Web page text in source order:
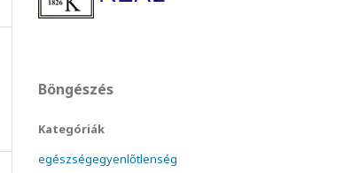
Böngészés
Kategóriák
egészségegyenlőtlenség